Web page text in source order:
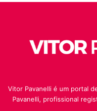
Vitor Pavanelli é um portal
Pavanelli, profissional